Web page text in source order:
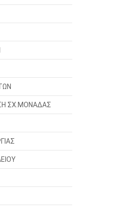
ΣΧ.ΜΟΝΑΔΑΣ